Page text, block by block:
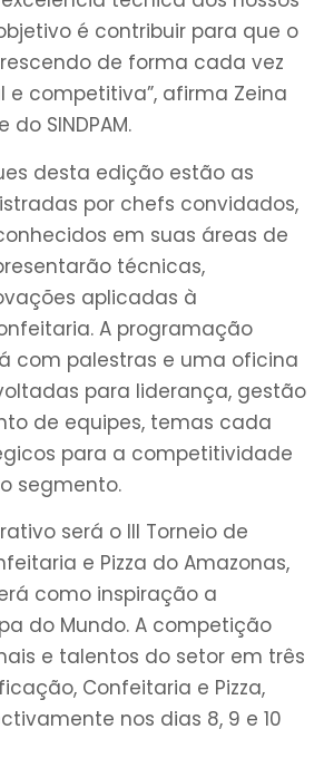
é contribuir para que o
de forma cada vez
e competitiva”, afirma Zeina
do SINDPAM.
desta edição estão as
por chefs convidados,
em suas áreas de
técnicas,
aplicadas à
A programação
com palestras e uma oficina
para liderança, gestão
de equipes, temas cada
para a competitividade
segmento.
será o III Torneio de
e Pizza do Amazonas,
como inspiração a
do Mundo. A competição
e talentos do setor em três
Confeitaria e Pizza,
nos dias 8, 9 e 10